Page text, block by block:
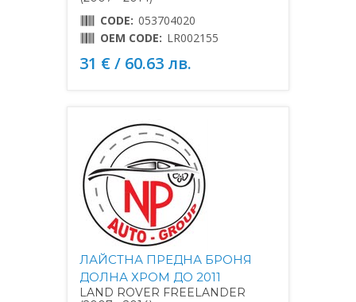
CODE: 053704020
OEM CODE: LR002155
31 € / 60.63 лв.
ЛАЙСТНА ПРЕДНА БРОНЯ
ДОЛНА ХРОМ ДО 2011
LAND ROVER FREELANDER